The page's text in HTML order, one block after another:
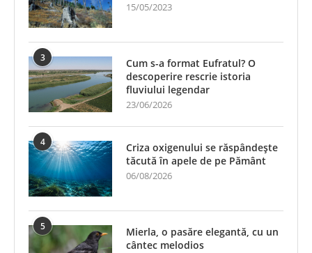
15/05/2023
3
Cum s-a format Eufratul? O
descoperire rescrie istoria
fluviului legendar
23/06/2026
4
Criza oxigenului se răspândește
tăcută în apele de pe Pământ
06/08/2026
5
Mierla, o pasăre elegantă, cu un
cântec melodios